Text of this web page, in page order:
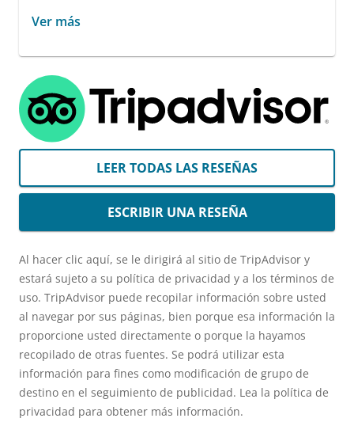
Ver más
LEER TODAS LAS RESEÑAS
ESCRIBIR UNA RESEÑA
Al hacer clic aquí, se le dirigirá al sitio de TripAdvisor y
estará sujeto a su política de privacidad y a los términos de
uso. TripAdvisor puede recopilar información sobre usted
al navegar por sus páginas, bien porque esa información la
proporcione usted directamente o porque la hayamos
recopilado de otras fuentes. Se podrá utilizar esta
información para fines como modificación de grupo de
destino en el seguimiento de publicidad. Lea la política de
privacidad para obtener más información.